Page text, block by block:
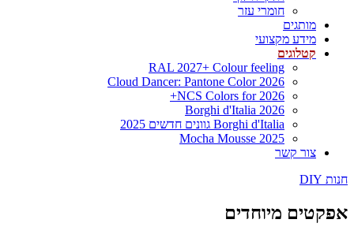
חומרי עזר
מותגים
מידע מקצועי
קטלוגים
RAL 2027+ Colour feeling
Cloud Dancer: Pantone Color 2026
NCS Colors for 2026+
Borghi d'Italia 2026
Borghi d'Italia גוונים חדשים 2025
Mocha Mousse 2025
צור קשר
חנות DIY
אפקטים מיוחדים